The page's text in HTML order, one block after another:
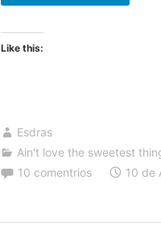
vivem
Like this:
Esdras
Ain't love the sweetest
10 comentrios
10 de